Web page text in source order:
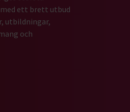
ett brett utbud
utbildningar,
och